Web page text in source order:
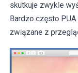
skutkuje zwykle
Bardzo często
związane z